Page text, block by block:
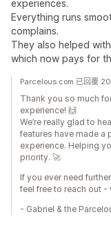
experiences.
Everything runs
complains.
They also helped
which now pays for
Parcelous.com 已回覆
Thank you so much
experience! 🙌
We’re really glad to
features have made a
experience. Helping
priority. 🚀
If you ever need
feel free to reach out -
- Gabriel & the